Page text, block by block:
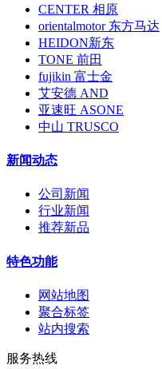
CENTER 相原
orientalmotor 东方马达
HEIDON新东
TONE 前田
fujikin 富士金
艾安德 AND
亚速旺 ASONE
中山 TRUSCO
新闻动态
公司新闻
行业新闻
推荐新品
特色功能
网站地图
聚合标签
站内搜索
服务热线